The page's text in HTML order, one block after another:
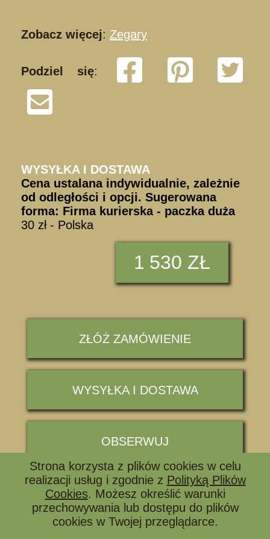
Zobacz więcej: Zegary
Podziel się:
WYSYŁKA I DOSTAWA
Cena ustalana indywidualnie, zależnie
od odległości i opcji. Sugerowana
forma: Firma kurierska - paczka duża
30 zł - Polska
1 530 ZŁ
ZŁÓŻ ZAMÓWIENIE
WYSYŁKA I DOSTAWA
OBSERWUJ
📞 ZADZWOŃ I ZAPYTAJ
Strona korzysta z plików cookies w celu
realizacji usług i zgodnie z Polityką Plików
Cookies. Możesz określić warunki
przechowywania lub dostępu do plików
cookies w Twojej przeglądarce.